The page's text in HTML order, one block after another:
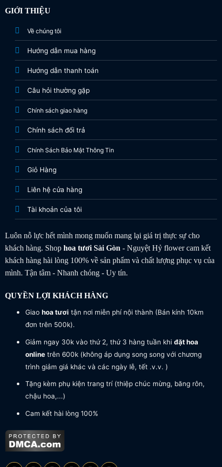
GIỚI THIỆU
Về chúng tôi
Hướng dẫn mua hàng
Hướng dẫn thanh toán
Câu hỏi thường gặp
Chính sách giao hàng
Chính sách đổi trả
Chính Sách Bảo Mật Thông Tin
Giỏ Hàng
Liên hệ cửa hàng
Tài khoản của tôi
Luôn nỗ lực hết mình mong muốn mang lại giá trị thực sự cho
khách hàng. Shop hoa tươiSài Gòn- Nguyệt Hỷ flower cam kết
khách hàng hài lòng 100% về sản phẩm và chất lượng phục vụ của
mình. Tận tâm - Nhanh chóng - Uy tín.
QUYỀN LỢI KHÁCH HÀNG
Giao hoa tươi tận nơi miễn phí nội thành (Bán kính 10km
đơn trên 500k).
Giảm ngay 30k vào thứ 2, thứ 3 hàng tuần khi đặt hoa
onlinetrên 600k (không áp dụng song song với chương
trình giảm giá khác và các ngày lễ, tết .v.v. )
Tặng kèm phụ kiện trang trí (thiệp chúc mừng, băng rôn,
chậu hoa,...)
Cam kết hài lòng 100%